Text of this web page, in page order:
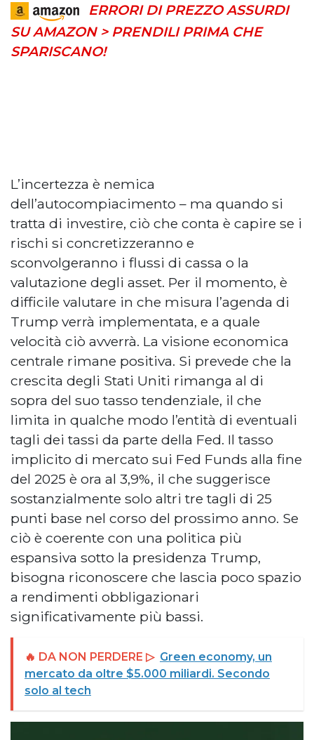
ERRORI DI PREZZO ASSURDI
SU AMAZON > PRENDILI PRIMA CHE
SPARISCANO!
L’incertezza è nemica
dell’autocompiacimento – ma quando si
tratta di investire, ciò che conta è capire se i
rischi si concretizzeranno e
sconvolgeranno i flussi di cassa o la
valutazione degli asset. Per il momento, è
difficile valutare in che misura l’agenda di
Trump verrà implementata, e a quale
velocità ciò avverrà. La visione economica
centrale rimane positiva. Si prevede che la
crescita degli Stati Uniti rimanga al di
sopra del suo tasso tendenziale, il che
limita in qualche modo l’entità di eventuali
tagli dei tassi da parte della Fed. Il tasso
implicito di mercato sui Fed Funds alla fine
del 2025 è ora al 3,9%, il che suggerisce
sostanzialmente solo altri tre tagli di 25
punti base nel corso del prossimo anno. Se
ciò è coerente con una politica più
espansiva sotto la presidenza Trump,
bisogna riconoscere che lascia poco spazio
a rendimenti obbligazionari
significativamente più bassi.
🔥 DA NON PERDERE ▷ Green economy, un
mercato da oltre $5.000 miliardi. Secondo
solo al tech